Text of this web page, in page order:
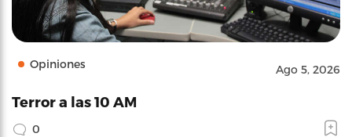
Opiniones Ago 5, 2026
Terror a las 10 AM
0